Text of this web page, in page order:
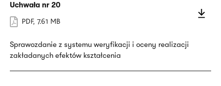
Uchwała nr 20
PDF, 7.61 MB
Sprawozdanie z systemu weryfikacji i oceny realizacji
zakładanych efektów kształcenia